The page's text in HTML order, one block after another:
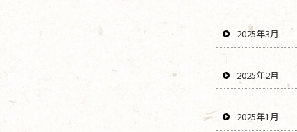
2025年3月
2025年2月
2025年1月